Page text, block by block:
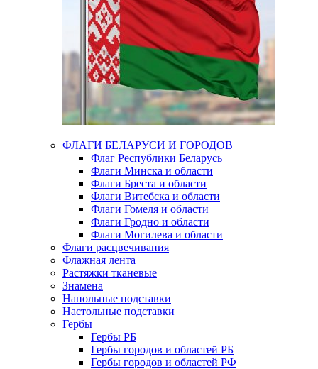
ФЛАГИ БЕЛАРУСИ И ГОРОДОВ
Флаг Республики Беларусь
Флаги Минска и области
Флаги Бреста и области
Флаги Витебска и области
Флаги Гомеля и области
Флаги Гродно и области
Флаги Могилева и области
Флаги расцвечивания
Флажная лента
Растяжки тканевые
Знамена
Напольные подставки
Настольные подставки
Гербы
Гербы РБ
Гербы городов и областей РБ
Гербы городов и областей РФ